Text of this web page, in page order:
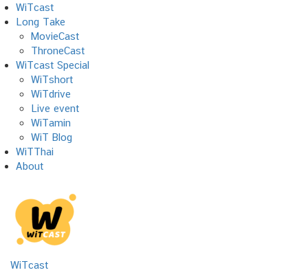
Skip
to
content
WiTcast
Long Take
MovieCast
ThroneCast
WiTcast Special
WiTshort
WiTdrive
Live event
WiTamin
WiT Blog
WiTThai
About
WiTcast